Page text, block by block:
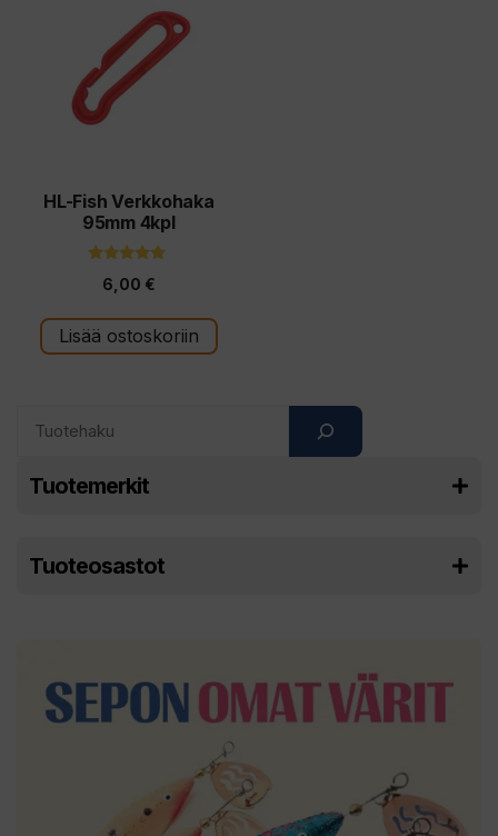
HL-Fish Verkkohaka
95mm 4kpl
5:stä
6,00 €
Lisää ostoskoriin
Search
Tuotemerkit
Tuoteosastot